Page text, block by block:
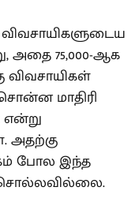
75,000-ஆக
மாதிரி
அதற்கு
போல இந்த
சொல்லவில்லை.